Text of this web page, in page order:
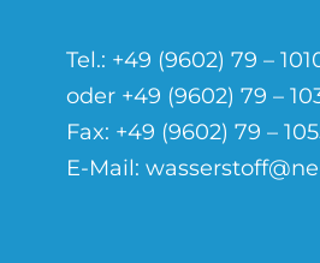
Tel.: +49 (9602) 79 –
oder +49 (9602) 79 –
Fax: +49 (9602) 79 –
E-Mail: